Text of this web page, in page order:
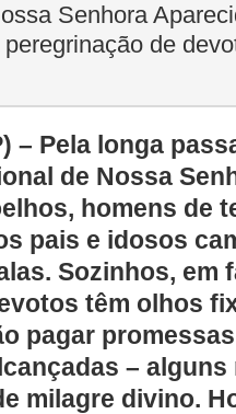
Senhora
de
– Pela longa
de Nossa
homens de
pais e idosos
Sozinhos, em
têm olhos
pagar
–
milagre divino.